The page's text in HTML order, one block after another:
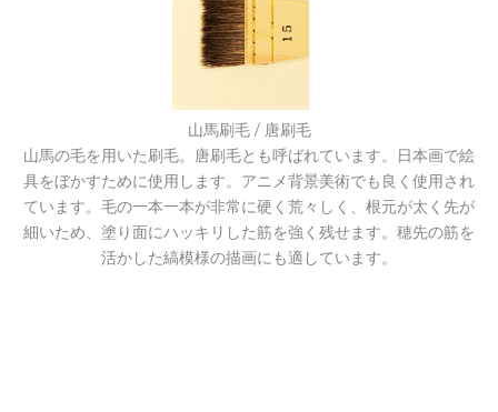
山馬刷毛 / 唐刷毛
山馬の毛を用いた刷毛。唐刷毛とも呼ばれています。日本画で絵
具をぼかすために使用します。アニメ背景美術でも良く使用され
ています。毛の一本一本が非常に硬く荒々しく、根元が太く先が
細いため、塗り面にハッキリした筋を強く残せます。穂先の筋を
活かした縞模様の描画にも適しています。